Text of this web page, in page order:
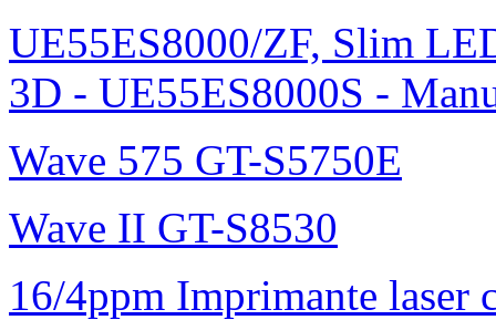
UE55ES8000/ZF, Slim
3D - UE55ES8000S -
Wave 575 GT-S5750E
Wave II GT-S8530
16/4ppm Imprimante laser